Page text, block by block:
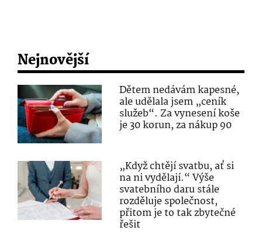
Nejnovější
Dětem nedávám kapesné,
ale udělala jsem „ceník
služeb“. Za vynesení koše
je 30 korun, za nákup 90
„Když chtějí svatbu, ať si
na ni vydělají.“ Výše
svatebního daru stále
rozděluje společnost,
přitom je to tak zbytečné
řešit